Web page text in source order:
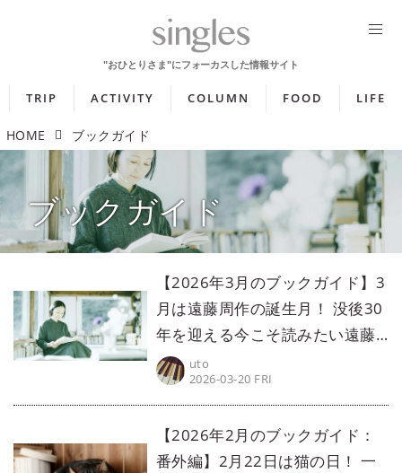
TRIP ACTIVITY COLUMN FOOD LIFE
HOME ブックガイド
ブックガイド
【2026年3月のブックガイド】3
月は遠藤周作の誕生月！ 没後30
年を迎える今こそ読みたい遠藤
周作作品5選
uto
2026-03-20 FRI
【2026年2月のブックガイド：
番外編】2月22日は猫の日！ 一